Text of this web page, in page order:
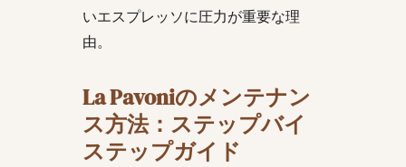
いエスプレッソに圧力が重要な理
由。
La Pavoniのメンテナン
ス方法：ステップバイ
ステップガイド